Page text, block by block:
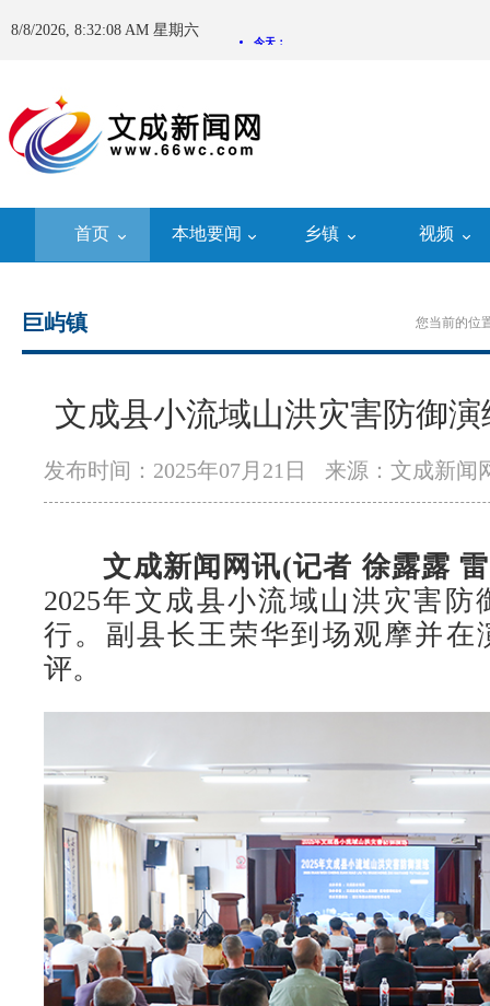
8/8/2026, 8:32:09 AM 星期六
首页 本地要闻 乡镇 视频
您当前的位
巨屿镇
文成县小流域山洪灾害防御
发布时间：2025年07月21日 来源：文成新闻
文成新闻网讯(记者 徐露露
2025年文成县小流域山洪灾害防
行。副县长王荣华到场观摩并在
评。